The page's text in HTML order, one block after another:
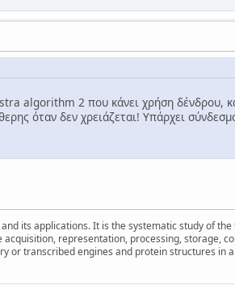
algorithm 2 που κάνει χρήση δένδρου,
όταν δεν χρειάζεται! Υπάρχει
its applications. It is the systematic study of
representation, processing, storage,
or transcribed engines and protein structures in